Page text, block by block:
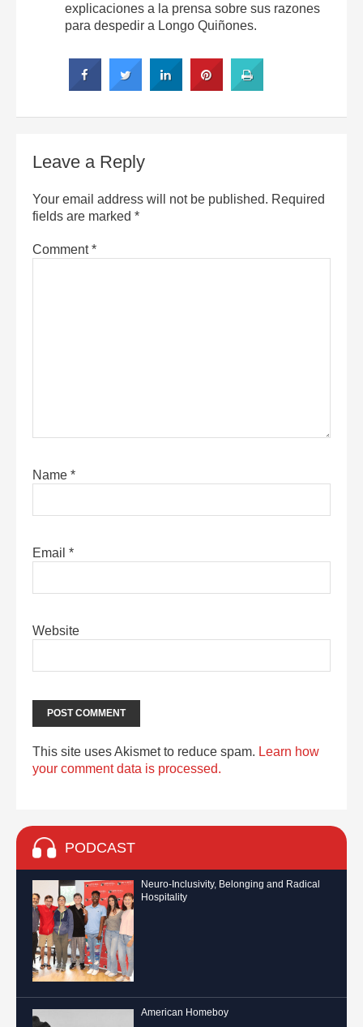
explicaciones a la prensa sobre sus razones
para despedir a Longo Quiñones.
Leave a Reply
Your email address will not be published. Required
fields are marked *
Comment*
Name *
Email *
Website
This site uses Akismet to reduce spam. Learn how
your comment data is processed.
PODCAST
Neuro-Inclusivity, Belonging and Radical
Hospitality
American Homeboy